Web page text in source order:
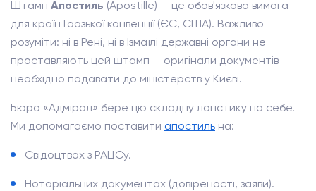
Штамп Апостиль (Apostille) — це обов'язкова вимога
для країн Гаазької конвенції (ЄС, США). Важливо
розуміти: ні в Рені, ні в Ізмаїлі державні органи не
проставляють цей штамп — оригінали документів
необхідно подавати до міністерств у Києві.
Бюро «Адмірал» бере цю складну логістику на себе.
Ми допомагаємо поставити апостиль на:
Свідоцтвах з РАЦСу.
Нотаріальних документах (довіреності, заяви).